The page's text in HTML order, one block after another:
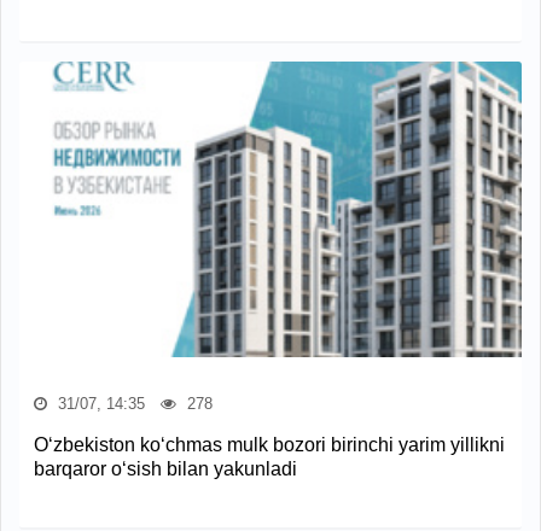
31/07, 14:35 278
O‘zbekiston ko‘chmas mulk bozori birinchi yarim yillikni
barqaror o‘sish bilan yakunladi